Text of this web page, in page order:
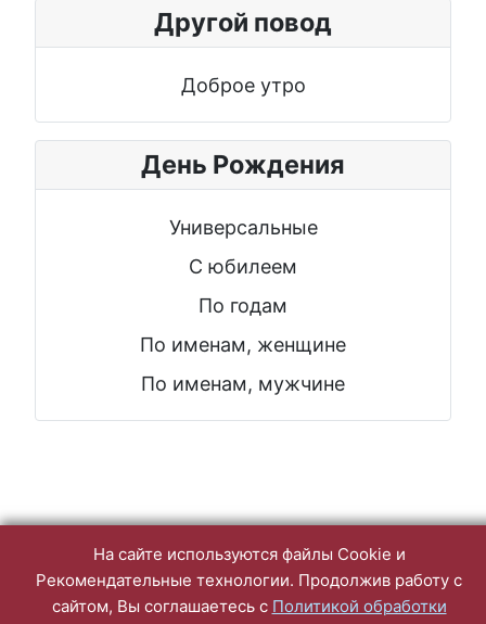
Другой повод
Доброе утро
День Рождения
Универсальные
С юбилеем
По годам
По именам, женщине
По именам, мужчине
На сайте используются файлы Cookie и
Рекомендательные технологии. Продолжив работу с
сайтом, Вы соглашаетесь с Политикой обработки